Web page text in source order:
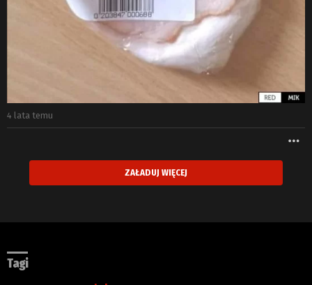
4 lata temu
ZAŁADUJ WIĘCEJ
Tagi